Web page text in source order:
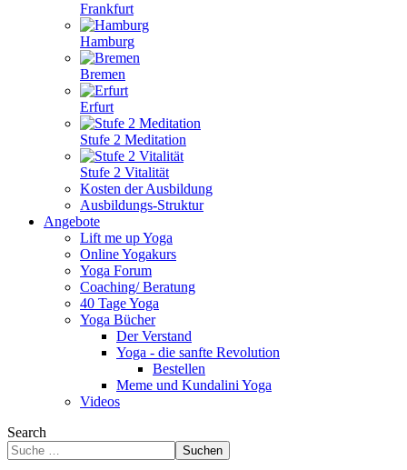
Frankfurt
Hamburg
Bremen
Erfurt
Stufe 2 Meditation
Stufe 2 Vitalität
Kosten der Ausbildung
Ausbildungs-Struktur
Angebote
Lift me up Yoga
Online Yogakurs
Yoga Forum
Coaching/ Beratung
40 Tage Yoga
Yoga Bücher
Der Verstand
Yoga - die sanfte Revolution
Bestellen
Meme und Kundalini Yoga
Videos
Search
Suchen